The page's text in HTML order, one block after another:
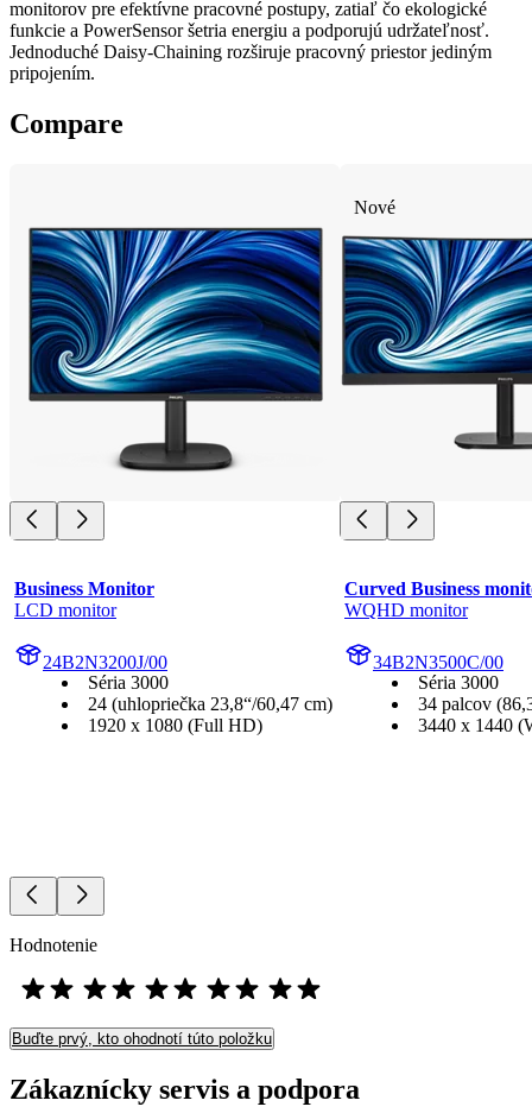
monitorov pre efektívne pracovné postupy, zatiaľ čo ekologické
funkcie a PowerSensor šetria energiu a podporujú udržateľnosť.
Jednoduché Daisy-Chaining rozširuje pracovný priestor jediným
pripojením.
Compare
Business Monitor
LCD monitor
24B2N3200J/00
Séria 3000
24 (uhlopriečka 23,8“/60,47 cm)
1920 x 1080 (Full HD)
Nové
Curved Business
WQHD monitor
34B2N3500C/00
Séria 3000
34 palcov
3440 x 1440
Hodnotenie
Buďte prvý, kto ohodnotí túto položku
Zákaznícky servis a podpora